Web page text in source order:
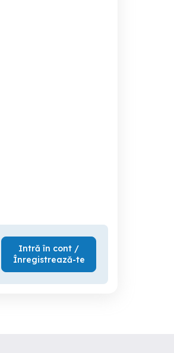
Intră în cont /
Înregistrează-te